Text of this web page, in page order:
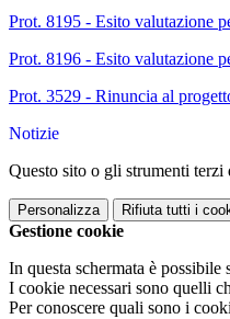
Prot. 8195 - Esito valutazione
Prot. 8196 - Esito valutazione
Prot. 3529 - Rinuncia al
Notizie
Questo sito o gli strumenti
Personalizza Rifiuta tutti i
Gestione cookie
In questa schermata è
I cookie necessari sono quelli
Per conoscere quali sono i